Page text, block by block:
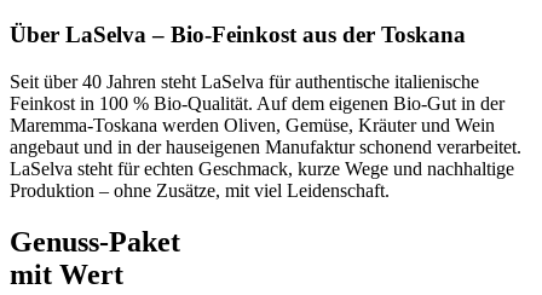
Über LaSelva – Bio-Feinkost aus der Toskana
Seit über 40 Jahren steht LaSelva für authentische italienische
Feinkost in 100 % Bio-Qualität. Auf dem eigenen Bio-Gut in der
Maremma-Toskana werden Oliven, Gemüse, Kräuter und Wein
angebaut und in der hauseigenen Manufaktur schonend verarbeitet.
LaSelva steht für echten Geschmack, kurze Wege und nachhaltige
Produktion – ohne Zusätze, mit viel Leidenschaft.
Genuss-Paket
mit Wert